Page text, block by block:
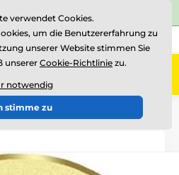
Bewertungen auf
+43 676 361 37 22
0
Embleme
verwendet Cookies.
um die Benutzererfahrung zu
unserer Website stimmen Sie
unserer Cookie-Richtlinie zu.
notwendig
stimme zu